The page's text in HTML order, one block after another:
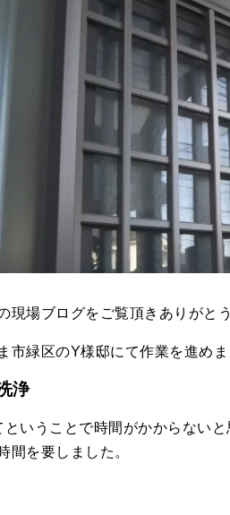
現場ブログをご覧頂きありがと
市緑区のY様邸にて作業を進め
浄
ということで時間がかからない
間を要しました。